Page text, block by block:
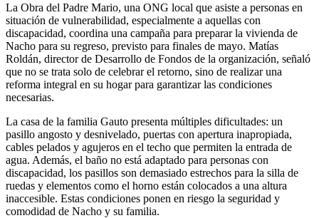
La Obra del Padre Mario, una ONG local que asiste a personas en
situación de vulnerabilidad, especialmente a aquellas con
discapacidad, coordina una campaña para preparar la vivienda de
Nacho para su regreso, previsto para finales de mayo. Matías
Roldán, director de Desarrollo de Fondos de la organización, señaló
que no se trata solo de celebrar el retorno, sino de realizar una
reforma integral en su hogar para garantizar las condiciones
necesarias.
La casa de la familia Gauto presenta múltiples dificultades: un
pasillo angosto y desnivelado, puertas con apertura inapropiada,
cables pelados y agujeros en el techo que permiten la entrada de
agua. Además, el baño no está adaptado para personas con
discapacidad, los pasillos son demasiado estrechos para la silla de
ruedas y elementos como el horno están colocados a una altura
inaccesible. Estas condiciones ponen en riesgo la seguridad y
comodidad de Nacho y su familia.